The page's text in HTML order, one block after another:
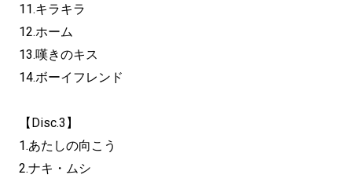
11.キラキラ
12.ホーム
13.嘆きのキス
14.ボーイフレンド
【Disc.3】
1.あたしの向こう
2.ナキ・ムシ